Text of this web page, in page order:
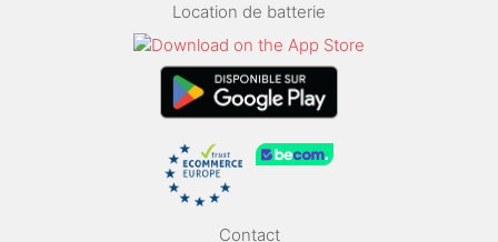
Location de batterie
Contact